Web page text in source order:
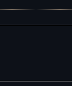
2.336.986 Personen